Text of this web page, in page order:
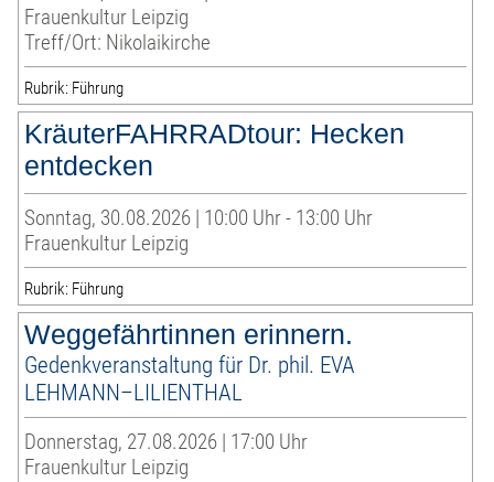
Frauenkultur Leipzig
Treff/Ort: Nikolaikirche
Rubrik: Führung
KräuterFAHRRADtour: Hecken
entdecken
Sonntag, 30.08.2026 | 10:00 Uhr - 13:00 Uhr
Frauenkultur Leipzig
Rubrik: Führung
Weggefährtinnen erinnern.
Gedenkveranstaltung für Dr. phil. EVA
LEHMANN–LILIENTHAL
Donnerstag, 27.08.2026 | 17:00 Uhr
Frauenkultur Leipzig